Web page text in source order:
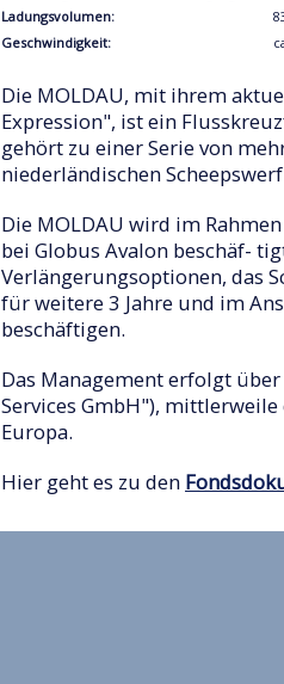
Ladungsvolumen:
Geschwindigkeit:
Die MOLDAU, mit ihrem
Expression", ist ein
gehört zu einer Serie von
niederländischen
Die MOLDAU wird im
bei Globus Avalon beschäf-
Verlängerungsoptionen, das
für weitere 3 Jahre und im
beschäftigen.
Das Management erfolgt
Services GmbH"),
Europa.
Hier geht es zu den